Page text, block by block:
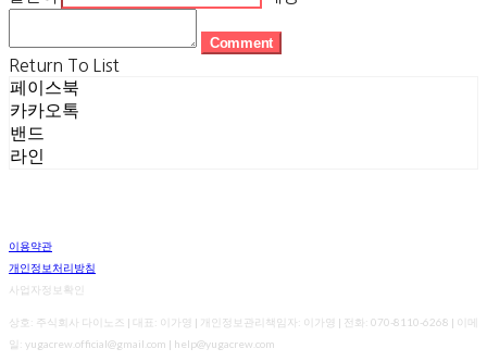
Comment
Return To List
페이스북
카카오톡
밴드
라인
이용약관
개인정보처리방침
사업자정보확인
상호: 주식회사 다이노즈 | 대표: 이가영 | 개인정보관리책임자: 이가영 | 전화: 070-8110-6268 | 이메
일: yugacrew.official@gmail.com | help@yugacrew.com